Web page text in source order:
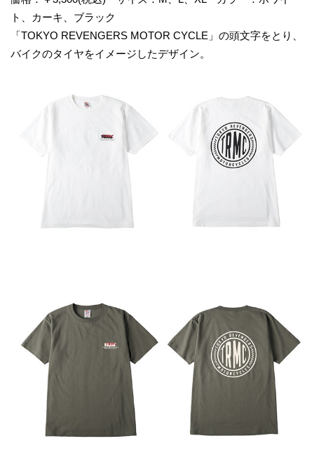
ト、カーキ、ブラック
「TOKYO REVENGERS MOTOR CYCLE」の頭文字をとり、
バイクのタイヤをイメージしたデザイン。